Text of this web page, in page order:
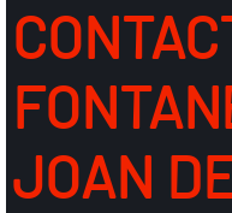
JOAN